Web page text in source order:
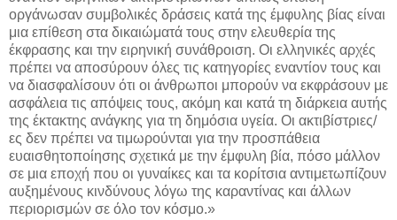
οργάνωσαν συμβολικές δράσεις κατά της έμφυλης βίας είναι
μια επίθεση στα δικαιώματά τους στην ελευθερία της
έκφρασης και την ειρηνική συνάθροιση. Οι ελληνικές αρχές
πρέπει να αποσύρουν όλες τις κατηγορίες εναντίον τους και
να διασφαλίσουν ότι οι άνθρωποι μπορούν να εκφράσουν με
ασφάλεια τις απόψεις τους, ακόμη και κατά τη διάρκεια αυτής
της έκτακτης ανάγκης για τη δημόσια υγεία. Οι ακτιβίστριες/
ες δεν πρέπει να τιμωρούνται για την προσπάθεια
ευαισθητοποίησης σχετικά με την έμφυλη βία, πόσο μάλλον
σε μια εποχή που οι γυναίκες και τα κορίτσια αντιμετωπίζουν
αυξημένους κινδύνους λόγω της καραντίνας και άλλων
περιορισμών σε όλο τον κόσμο.»